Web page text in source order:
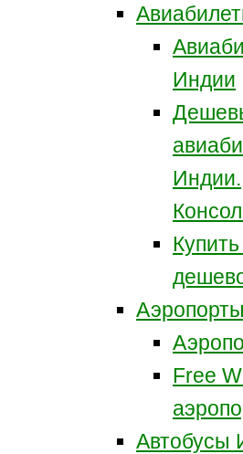
Индии
Индии.
Free
Автобусы